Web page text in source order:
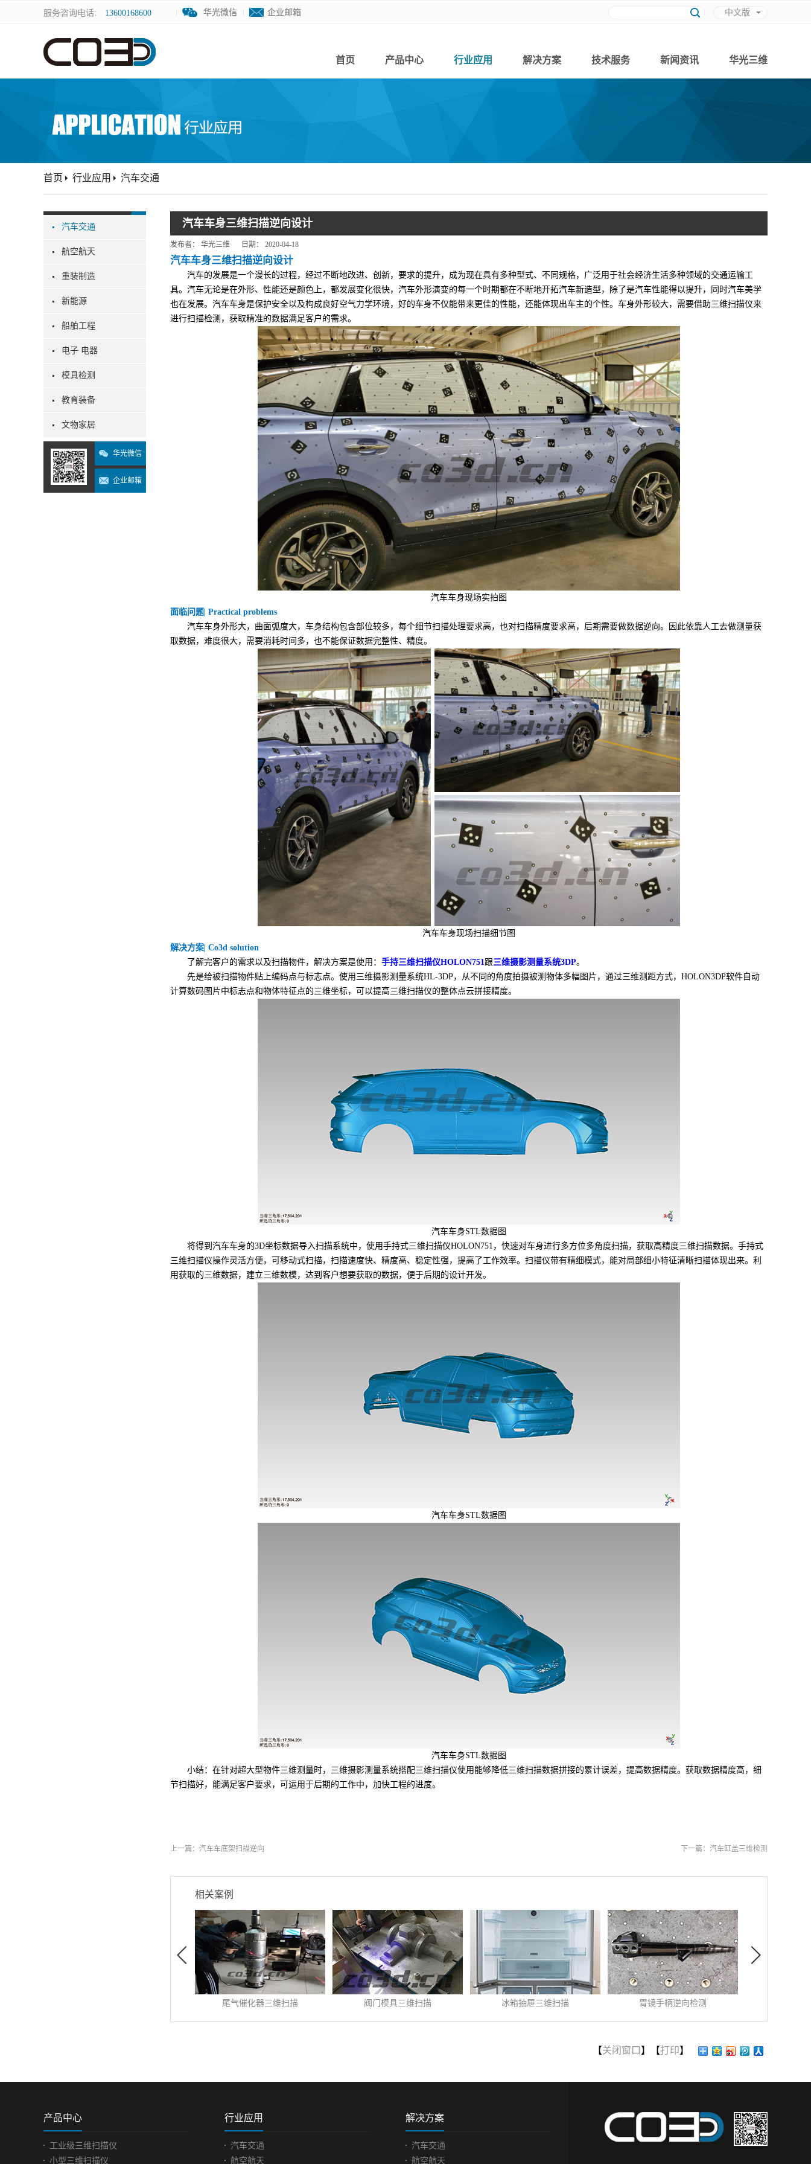
服务咨询电话: 13600168600
中文版
企业邮箱
华光微信 企业邮箱
华光微信
首页 产品中心 行业应用 解决方案 技术服务 新闻资讯 华光三维
汽车交通
航空航天
重装制造
新能源
船舶工程
电子 电器
模具检测
教育装备
文物家居
华光微信
企业邮箱
首页 行业应用 汽车交通
汽车车身三维扫描逆向设计
发布者： 华光三维 日期： 2020-04-18
汽车车身三维扫描逆向设计
汽车的发展是一个漫长的过程，经过不断地改进、创新，要求的提升，成为现在具有多种型式、不同规格，广泛用于社会经济生活多种领域的交通运输工
具。汽车无论是在外形、性能还是颜色上，都发展变化很快，汽车外形演变的每一个时期都在不断地开拓汽车新造型，除了是汽车性能得以提升，同时汽车美学
也在发展。汽车车身是保护安全以及构成良好空气力学环境，好的车身不仅能带来更佳的性能，还能体现出车主的个性。车身外形较大，需要借助三维扫描仪来
进行扫描检测，获取精准的数据满足客户的需求。
汽车车身现场实拍图
面临问题| Practical problems
汽车车身外形大，曲面弧度大，车身结构包含部位较多，每个细节扫描处理要求高，也对扫描精度要求高，后期需要做数据逆向。因此依靠人工去做测量获
取数据，难度很大，需要消耗时间多，也不能保证数据完整性、精度。
汽车车身现场扫描细节图
解决方案| Co3d solution
了解完客户的需求以及扫描物件，解决方案是使用： 手持三维扫描仪HOLON751跟三维摄影测量系统3DP。
先是给被扫描物件贴上编码点与标志点。使用三维摄影测量系统HL-3DP，从不同的角度拍摄被测物体多幅图片，通过三维测距方式，HOLON3DP软件自动
计算数码图片中标志点和物体特征点的三维坐标，可以提高三维扫描仪的整体点云拼接精度。
汽车车身STL数据图
将得到汽车车身的3D坐标数据导入扫描系统中，使用手持式三维扫描仪HOLON751，快速对车身进行多方位多角度扫描，获取高精度三维扫描数据。手持式
三维扫描仪操作灵活方便，可移动式扫描，扫描速度快、精度高、稳定性强，提高了工作效率。扫描仪带有精细模式，能对局部细小特征清晰扫描体现出来。利
用获取的三维数据，建立三维数模，达到客户想要获取的数据，便于后期的设计开发。
汽车车身STL数据图
汽车车身STL数据图
小结：在针对超大型物件三维测量时，三维摄影测量系统搭配三维扫描仪使用能够降低三维扫描数据拼接的累计误差，提高数据精度。获取数据精度高，细
节扫描好，能满足客户要求，可运用于后期的工作中，加快工程的进度。
上一篇： 汽车车底架扫描逆向 下一篇： 汽车缸盖三维检测
相关案例
尾气催化器三维扫描
2019 - 10 - 31
害气体通过氧化和还原作用
尾气得以净化。所以催化器
是汽车配件中非常重要的一
阀门模具三维扫描
发布时间: 2021 - 06 - 22
多。客户使用的阀门没有原
发布时间: 2023 - 04 - 22
需要较高精度的测量方法，
性。面临问题| Practical
problems冰箱在尺寸检测环
发布时间: 2019 - 11 - 30
计出更具有市场竞争力的胃
镜手柄，采用新型测量方式
对胃镜手柄进行扫描逆向检
三维扫描在木雕上的运用
发布时间: 2020 - 07 - 07
行雕刻，是传统雕刻工艺，
一门艺术。传统手工方式用
时较长，工程量大，而且体
【关闭窗口 】【打印】
产品中心
工业级三维扫描仪
小型三维扫描仪
行业应用
汽车交通
航空航天
解决方案
汽车交通
航空航天